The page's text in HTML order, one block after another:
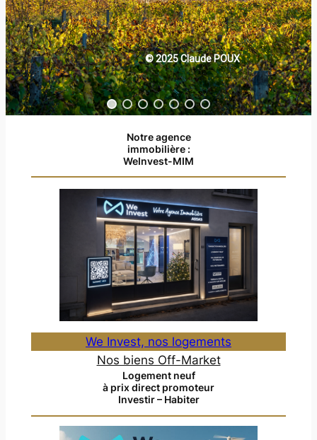
© 2025 Claude POUX
Notre agence
immobilière :
WeInvest-MIM
We Invest, nos logements
Nos biens Off-Market
Logement neuf
à prix direct promoteur
Investir – Habiter